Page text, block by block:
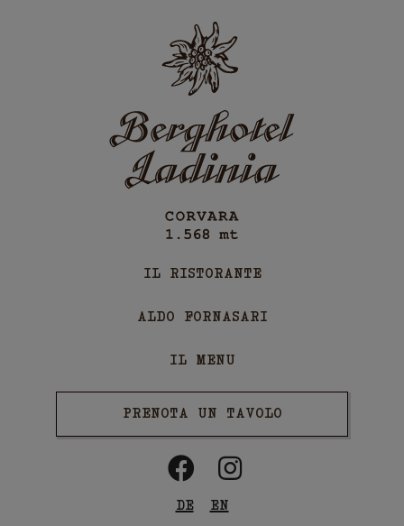
IL RISTORANTE
ALDO FORNASARI
IL MENU
PRENOTA UN TAVOLO
DE EN